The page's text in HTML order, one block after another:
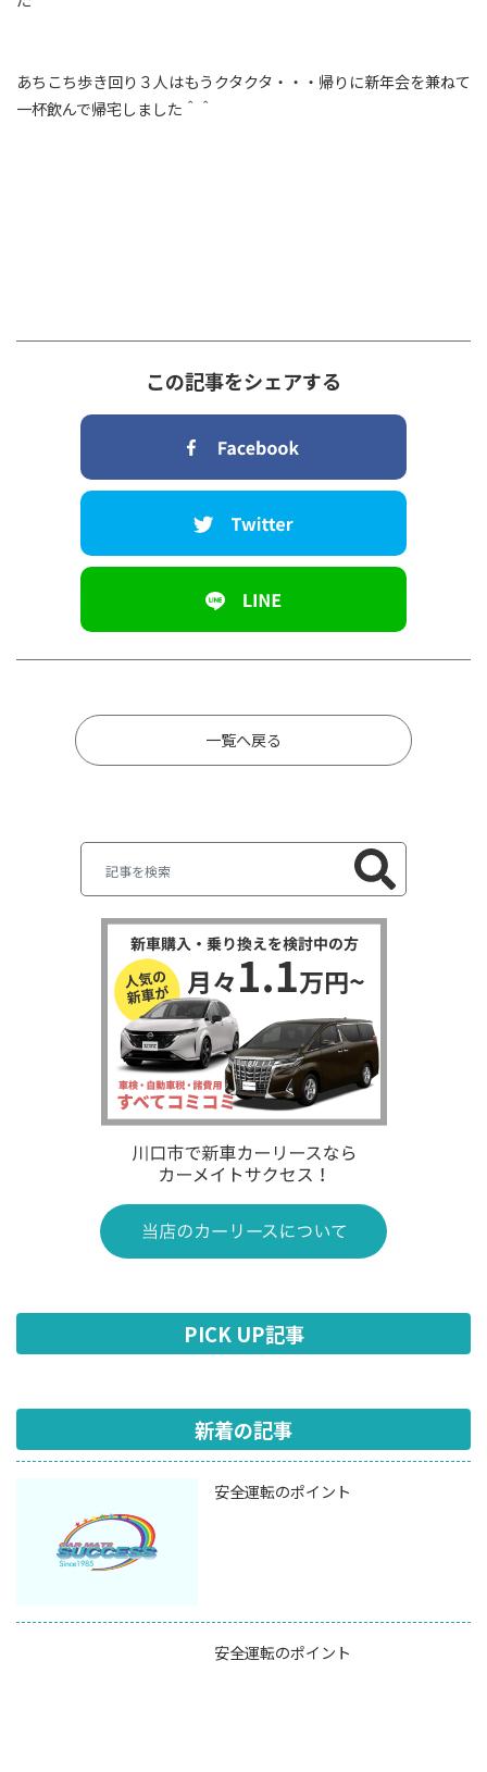
あちこち歩き回り３人はもうクタクタ・・・帰りに新年会を兼ねて
一杯飲んで帰宅しました＾＾
この記事をシェアする
一覧へ戻る
PICK UP記事
新着の記事
安全運転のポイント
安全運転のポイント